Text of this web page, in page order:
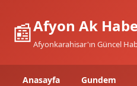
📰Afyon Ak
Afyonkarahisar'ın Güncel
Anasayfa Gundem